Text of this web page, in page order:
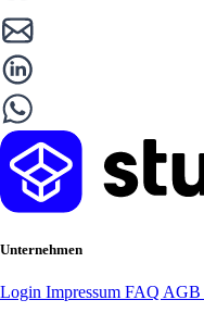
Unternehmen
Login Impressum FAQ AGB